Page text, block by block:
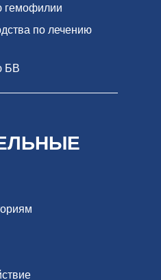
гемофилии
по лечению
БВ